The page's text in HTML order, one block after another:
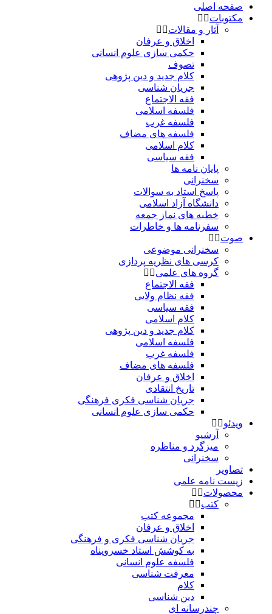
صفحه اصلی
مکتوبات
آثار و مقالات
اخلاق و عرفان
حکمی سازی علوم انسانی
تصوف
کلام جدید و دین پژوهی
جریان شناسی
فقه الاجتماع
فلسفه اسلامی
فلسفه غرب
فلسفه های مضاف
کلام اسلامی
فقه سیاسی
پایان نامه ها
سخنرانی
پاسخ استاد به سوالات
دانشگاه آزاد اسلامی
خطبه های نماز جمعه
سفرنامه ها و خاطرات
صوت
سخنرانی موضوعی
کرسی های نظریه پردازی
گروه های علمی
فقه الاجتماع
فقه نظام ولایی
فقه سیاسی
کلام اسلامی
کلام جدید و دین پژوهی
فلسفه اسلامی
فلسفه غرب
فلسفه های مضاف
اخلاق و عرفان
تاریخ انتقادی
جریان شناسی فکری فرهنگی
حکمی سازی علوم انسانی
ویدئو
آرشیو
میزگرد و مناظره
سخنرانی
تصاویر
زیست نامه علمی
محصولات
کتب
مجموعه کتب
اخلاق و عرفان
جریان شناسی فکری و فرهنگی
به کوشش استاد خسروپناه
فلسفه علوم انسانی
معرفت شناسی
کلام
دین شناسی
چندرسانه ای